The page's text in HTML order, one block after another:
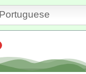
Portuguese